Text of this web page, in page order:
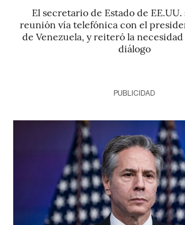
El secretario de Estado de EE.UU.
reunión vía telefónica con el
de Venezuela, y reiteró la
diálogo
PUBLICIDAD